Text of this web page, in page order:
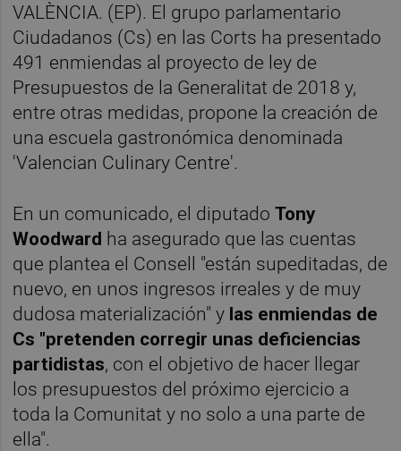
VALÈNCIA. (EP). El grupo parlamentario
Ciudadanos (Cs) en las Corts ha presentado
491 enmiendas al proyecto de ley de
Presupuestos de la Generalitat de 2018 y,
entre otras medidas, propone la creación de
una escuela gastronómica denominada
'Valencian Culinary Centre'.
En un comunicado, el diputadoTony
Woodward ha asegurado que las cuentas
que plantea el Consell "están supeditadas, de
nuevo, en unos ingresos irreales y de muy
dudosa materialización" y las enmiendas de
Cs "pretenden corregir unas deficiencias
partidistas, con el objetivo de hacer llegar
los presupuestos del próximo ejercicio a
toda la Comunitat y no solo a una parte de
ella".